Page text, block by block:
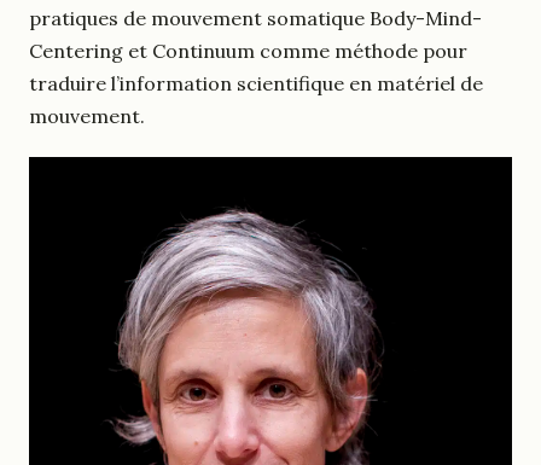
pratiques de mouvement somatique Body-Mind-
Centering et Continuum comme méthode pour
traduire l’information scientifique en matériel de
mouvement.